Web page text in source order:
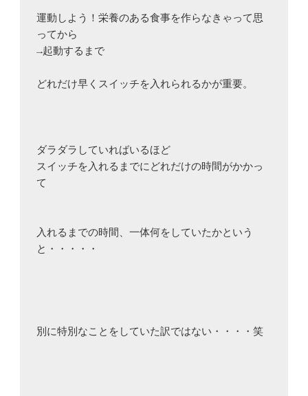
運動しよう！栄養のある食事を作らなきゃって思
ってから
→起動するまで
どれだけ早くスイッチを入れられるかが重要。
ダラダラしていればいるほど
スイッチを入れるまでにどれだけの時間がかかっ
て
入れるまでの時間、一体何をしていたかという
と・・・・・
別に特別なことをしていた訳ではない・・・・笑